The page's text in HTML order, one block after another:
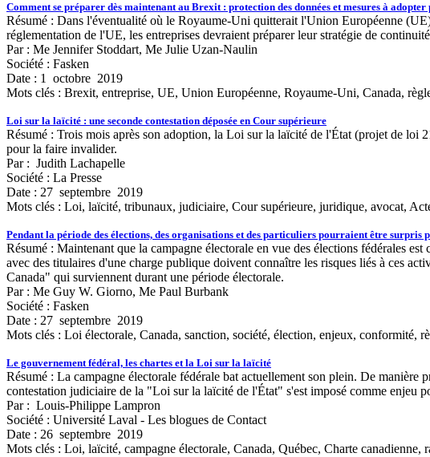
Comment se préparer dès maintenant au Brexit : protection des données et mesures à
Résumé : Dans l'éventualité où le Royaume-Uni quitterait l'Union Européenne
réglementation de l'UE, les entreprises devraient préparer leur stratégie de
Par : Me Jennifer Stoddart, Me Julie Uzan-Naulin
Société : Fasken
Date : 1 octobre 2019
Mots clés : Brexit, entreprise, UE, Union Européenne, Royaume-Uni, Canada,
Loi sur la laïcité : une seconde contestation déposée en Cour supérieure
Résumé : Trois mois après son adoption, la Loi sur la laïcité de l'État (projet de
pour la faire invalider.
Par : Judith Lachapelle
Société : La Presse
Date : 27 septembre 2019
Mots clés : Loi, laïcité, tribunaux, judiciaire, Cour supérieure, juridique, avocat,
Pendant la période des élections, des organisations et des particuliers pourraient être
Résumé : Maintenant que la campagne électorale en vue des élections fédérales
avec des titulaires d'une charge publique doivent connaître les risques liés à ces
Canada" qui surviennent durant une période électorale.
Par : Me Guy W. Giorno, Me Paul Burbank
Société : Fasken
Date : 27 septembre 2019
Mots clés : Loi électorale, Canada, sanction, société, élection, enjeux, conformité,
Le gouvernement fédéral, les chartes et la Loi sur la laïcité
Résumé : La campagne électorale fédérale bat actuellement son plein. De
contestation judiciaire de la "Loi sur la laïcité de l'État" s'est imposé comme enjeu
Par : Louis-Philippe Lampron
Société : Université Laval - Les blogues de Contact
Date : 26 septembre 2019
Mots clés : Loi, laïcité, campagne électorale, Canada, Québec, Charte